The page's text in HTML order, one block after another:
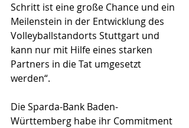
Schritt ist eine große Chance und ein
Meilenstein in der Entwicklung des
Volleyballstandorts Stuttgart und
kann nur mit Hilfe eines starken
Partners in die Tat umgesetzt
werden“.
Die Sparda-Bank Baden-
Württemberg habe ihr Commitment